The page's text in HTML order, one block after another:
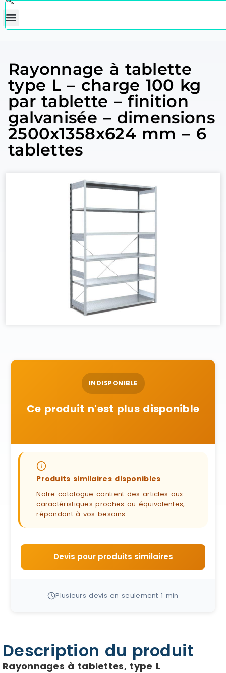
Rayonnage à tablette
type L – charge 100 kg
par tablette – finition
galvanisée – dimensions
2500x1358x624 mm – 6
tablettes
INDISPONIBLE
Ce produit n'est plus disponible
Produits similaires disponibles
Notre catalogue contient des articles aux
caractéristiques proches ou équivalentes,
répondant à vos besoins.
Devis pour produits similaires
Plusieurs devis en seulement 1 min
Description du produit
Rayonnages à tablettes, type L